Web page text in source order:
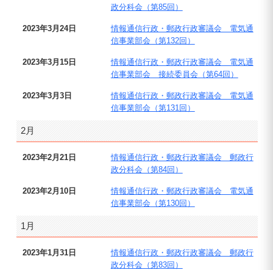
政分科会（第85回）
2023年3月24日
情報通信行政・郵政行政審議会 電気通
信事業部会（第132回）
2023年3月15日
情報通信行政・郵政行政審議会 電気通
信事業部会 接続委員会（第64回）
2023年3月3日
情報通信行政・郵政行政審議会 電気通
信事業部会（第131回）
2月
2023年2月21日
情報通信行政・郵政行政審議会 郵政行
政分科会（第84回）
2023年2月10日
情報通信行政・郵政行政審議会 電気通
信事業部会（第130回）
1月
2023年1月31日
情報通信行政・郵政行政審議会 郵政行
政分科会（第83回）